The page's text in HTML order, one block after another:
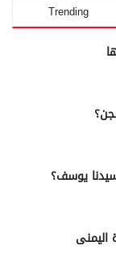
Trending
يوسف؟
اليمنى